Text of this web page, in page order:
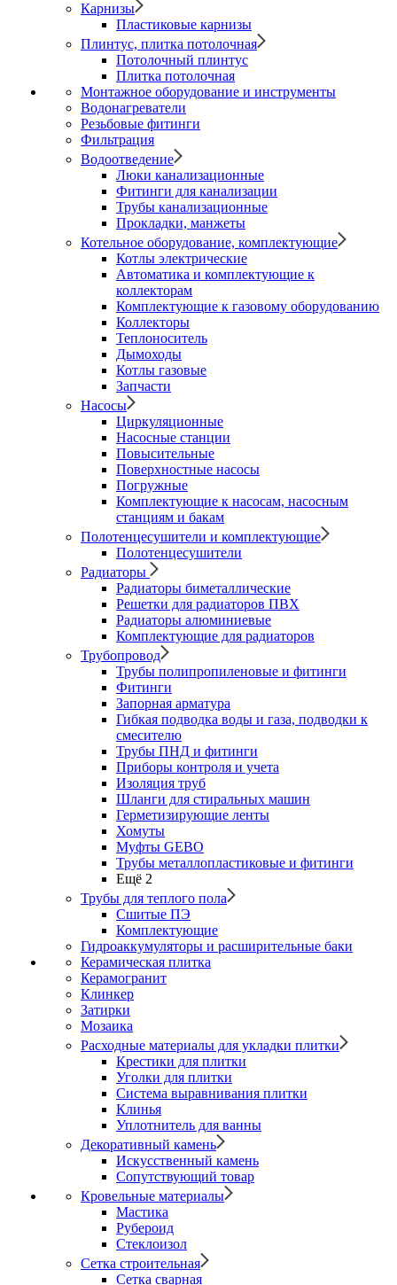
Карнизы
Пластиковые карнизы
Плинтус, плитка потолочная
Потолочный плинтус
Плитка потолочная
Монтажное оборудование и инструменты
Водонагреватели
Резьбовые фитинги
Фильтрация
Водоотведение
Люки канализационные
Фитинги для канализации
Трубы канализационные
Прокладки, манжеты
Котельное оборудование, комплектующие
Котлы электрические
Автоматика и комплектующие к
коллекторам
Комплектующие к газовому оборудованию
Коллекторы
Теплоноситель
Дымоходы
Котлы газовые
Запчасти
Насосы
Циркуляционные
Насосные станции
Повысительные
Поверхностные насосы
Погружные
Комплектующие к насосам, насосным
станциям и бакам
Полотенцесушители и комплектующие
Полотенцесушители
Радиаторы
Радиаторы биметаллические
Решетки для радиаторов ПВХ
Радиаторы алюминиевые
Комплектующие для радиаторов
Трубопровод
Трубы полипропиленовые и фитинги
Фитинги
Запорная арматура
Гибкая подводка воды и газа, подводки к
смесителю
Трубы ПНД и фитинги
Приборы контроля и учета
Изоляция труб
Шланги для стиральных машин
Герметизирующие ленты
Хомуты
Муфты GEBO
Трубы металлопластиковые и фитинги
Ещё 2
Трубы для теплого пола
Сшитые ПЭ
Комплектующие
Гидроаккумуляторы и расширительные баки
Керамическая плитка
Керамогранит
Клинкер
Затирки
Мозаика
Расходные материалы для укладки плитки
Крестики для плитки
Уголки для плитки
Система выравнивания плитки
Клинья
Уплотнитель для ванны
Декоративный камень
Искусственный камень
Сопутствующий товар
Кровельные материалы
Мастика
Рубероид
Стеклоизол
Сетка строительная
Сетка сварная